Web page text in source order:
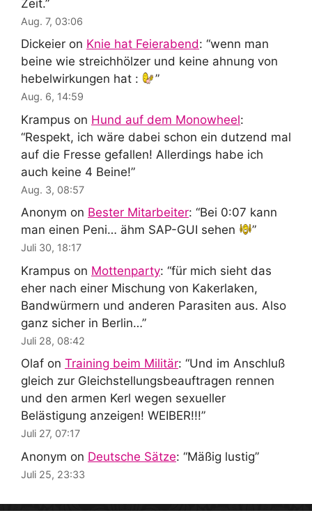
Zeit.”
Aug. 7, 03:06
Dickeier on Knie hat Feierabend: “wenn man
beine wie streichhölzer und keine ahnung von
hebelwirkungen hat :
”
Aug. 6, 14:59
Krampus on Hund auf dem Monowheel:
“Respekt, ich wäre dabei schon ein dutzend mal
auf die Fresse gefallen! Allerdings habe ich
auch keine 4 Beine!”
Aug. 3, 08:57
Anonym on Bester Mitarbeiter: “Bei 0:07 kann
man einen Peni… ähm SAP-GUI sehen
”
Juli 30, 18:17
Krampus on Mottenparty: “für mich sieht das
eher nach einer Mischung von Kakerlaken,
Bandwürmern und anderen Parasiten aus. Also
ganz sicher in Berlin…”
Juli 28, 08:42
Olaf on Training beim Militär: “Und im Anschluß
gleich zur Gleichstellungsbeauftragen rennen
und den armen Kerl wegen sexueller
Belästigung anzeigen! WEIBER!!!”
Juli 27, 07:17
Anonym on Deutsche Sätze: “Mäßig lustig”
Juli 25, 23:33